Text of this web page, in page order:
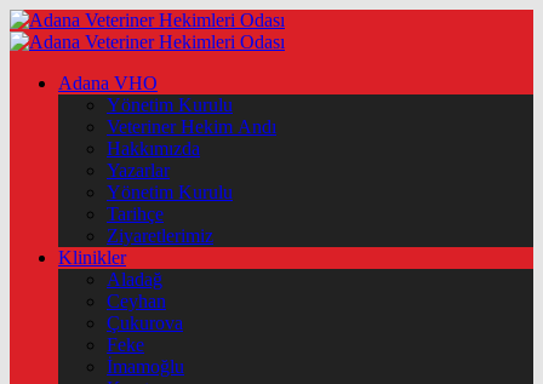
Adana VHO
Yönetim Kurulu
Veteriner Hekim Andı
Hakkımızda
Yazarlar
Yönetim Kurulu
Tarihçe
Ziyaretlerimiz
Klinikler
Aladağ
Ceyhan
Çukurova
Feke
İmamoğlu